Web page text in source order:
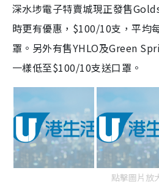
深水埗電子特賣城現正發售
時更有優惠，$100/10支，平均
罩。另外有售YHLO及Green
一樣低至$100/10支送口罩。
點擊圖片放